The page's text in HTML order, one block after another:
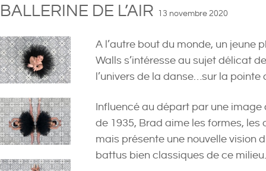
BALLERINE DE L’AIR 13 novembre 2020
A l’autre bout du monde, un jeune
Walls s’intéresse au sujet délicat
l’univers de la danse…sur la pointe
Influencé au départ par une image
de 1935, Brad aime les formes,
mais présente une nouvelle vision
battus bien classiques de ce milieu.